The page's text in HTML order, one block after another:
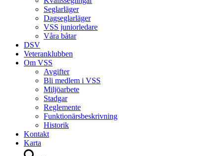
Seglarläger
Dagseglarläger
VSS juniorledare
Våra båtar
DSV
Veteranklubben
Om VSS
Avgifter
Bli medlem i VSS
Miljöarbete
Stadgar
Reglemente
Funktionärsbeskrivning
Historik
Kontakt
Karta